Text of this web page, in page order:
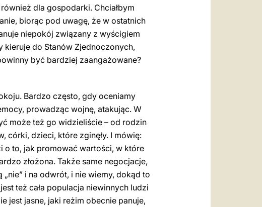
dla gospodarki. Chciałbym
biorąc pod uwagę, że w ostatnich
niepokój związany z wyścigiem
kieruje do Stanów Zjednoczonych,
być bardziej zaangażowane?
Bardzo często, gdy oceniamy
prowadząc wojnę, atakując. W
może też go widzieliście – od rodzin
córki, dzieci, które zginęły. I mówię:
o to, jak promować wartości, w które
złożona. Także same negocjacje,
i na odwrót, i nie wiemy, dokąd to
też cała populacja niewinnych ludzi
jest jasne, jaki reżim obecnie panuje,